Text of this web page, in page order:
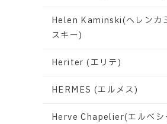
Helen Kaminski(ヘレンカ
スキー)
Heriter (エリテ)
HERMES (エルメス)
Herve Chapelier(エルベシ